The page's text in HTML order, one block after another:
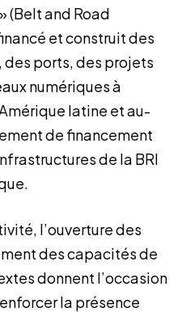
» (Belt and Road
et construit des
des ports, des projets
numériques à
latine et au-
de financement
de la BRI
l’ouverture des
des capacités de
donnent l’occasion
la présence